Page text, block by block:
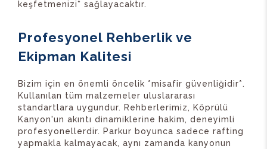
keşfetmenizi* sağlayacaktır.
Profesyonel Rehberlik ve
Ekipman Kalitesi
Bizim için en önemli öncelik *misafir güvenliğidir*.
Kullanılan tüm malzemeler uluslararası
standartlara uygundur. Rehberlerimiz, Köprülü
Kanyon'un akıntı dinamiklerine hakim, deneyimli
profesyonellerdir. Parkur boyunca sadece rafting
yapmakla kalmayacak, aynı zamanda kanyonun